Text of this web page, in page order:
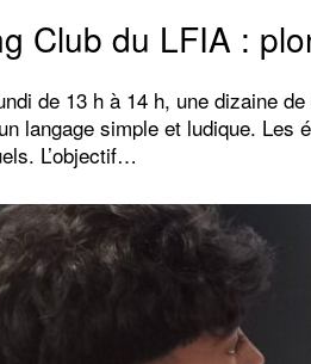
Club du LFIA :
de 13 h à 14 h, une dizaine
langage simple et ludique.
L’objectif…